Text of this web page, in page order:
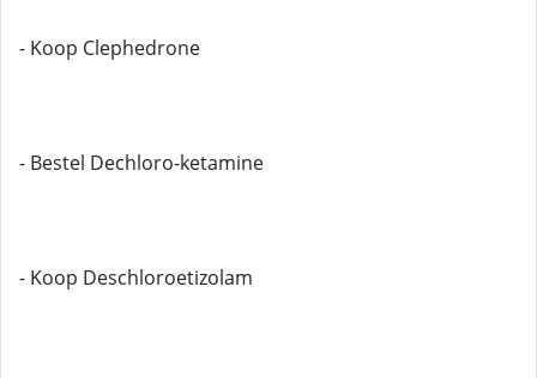
- Koop Clephedrone
- Bestel Dechloro-ketamine
- Koop Deschloroetizolam